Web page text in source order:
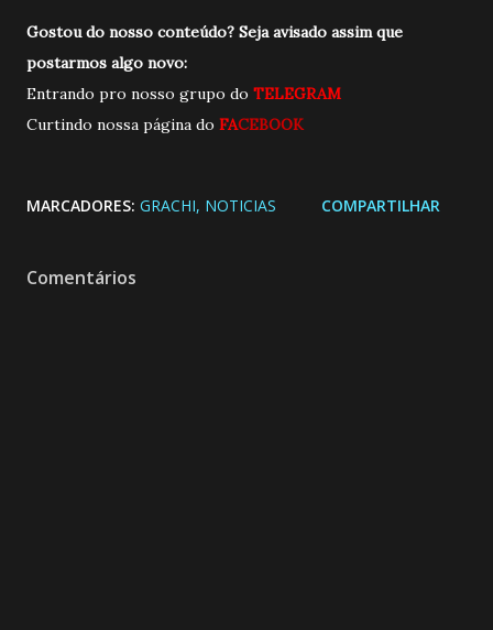
Gostou do nosso conteúdo? Seja avisado assim que
postarmos algo novo:
Entrando pro nosso grupo do TELEGRAM
Curtindo nossa página do FACEBOOK
MARCADORES: GRACHI NOTICIAS COMPARTILHAR
Comentários